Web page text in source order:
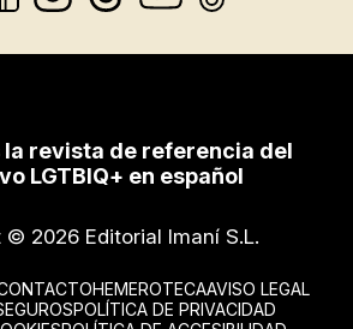
la revista de referencia del
LGTBIQ+ en español
© 2026 Editorial Imaní S.L.
HEMEROTECAAVISO LEGAL
POLÍTICA DE PRIVACIDAD